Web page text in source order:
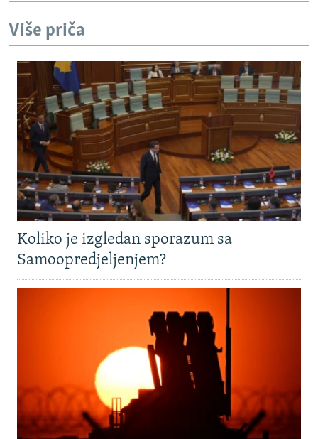
Više priča
Koliko je izgledan sporazum sa
Samoopredjeljenjem?